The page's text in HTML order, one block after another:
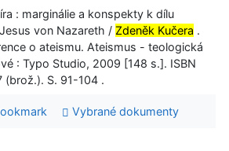
: marginálie a konspekty k dílu
von Nazareth / Zdeněk Kučera .
o ateismu. Ateismus - teologická
: Typo Studio, 2009 [148 s.]. ISBN
S. 91-104 .
Vybrané dokumenty